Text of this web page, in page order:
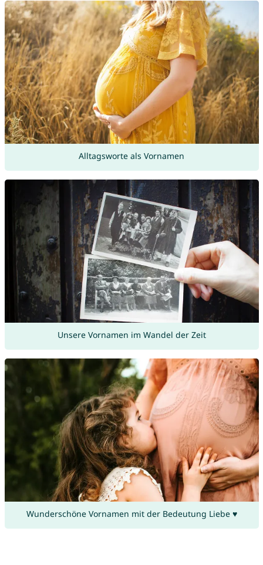
Alltagsworte als Vornamen
Unsere Vornamen im Wandel der Zeit
Wunderschöne Vornamen mit der Bedeutung Liebe ♥